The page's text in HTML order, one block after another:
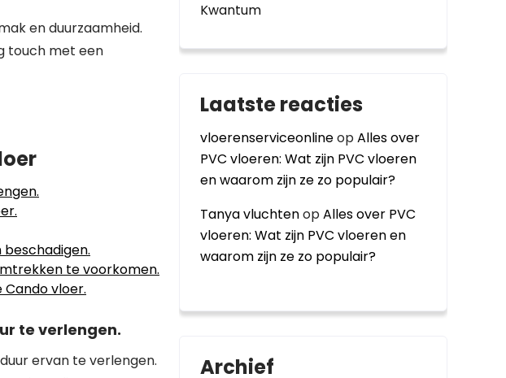
en duurzaamheid.
touch met een
te voorkomen.
vloer.
te verlengen.
ervan te verlengen.
Kwantum
Laatste reacties
vloerenserviceonlineopAlles over
PVC vloeren: Wat zijn PVC vloeren
en waarom zijn ze zo populair?
Tanya vluchtenopAlles over PVC
vloeren: Wat zijn PVC vloeren en
waarom zijn ze zo populair?
Archief